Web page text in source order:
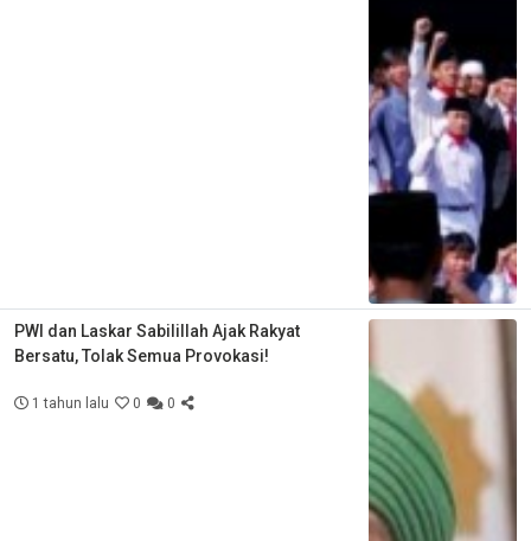
PWI dan Laskar Sabilillah Ajak Rakyat
Bersatu, Tolak Semua Provokasi!
1 tahun lalu 0 0